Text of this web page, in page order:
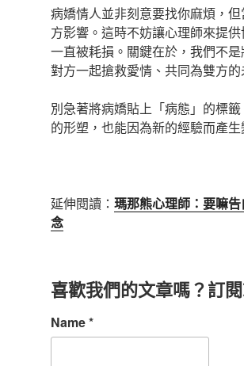
病嬌情人並非刻意要找你麻煩，
方影響。這時不妨讓心理師來提
一直被耗損。關鍵在於，我們不
對方一起搶救愛情、共同為雙方的
別急著將病嬌貼上「病態」的標
的形塑，也能因為新的經驗而產生
延伸閱讀： 瑪那熊心理師：要嘛
念
喜歡我們的文章嗎？訂
Name*